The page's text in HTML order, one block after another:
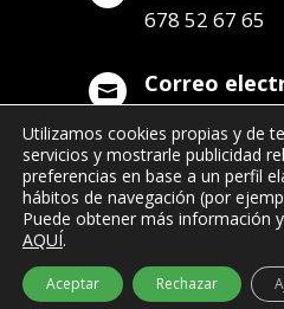
678 52 67 65
 Correo
-
Utilizamos cookies propias y de
servicios y mostrarle publicidad
preferencias en base a un perfil
hábitos de navegación (por
Puede obtener más información
AQUÍ.
Aceptar Rechazar